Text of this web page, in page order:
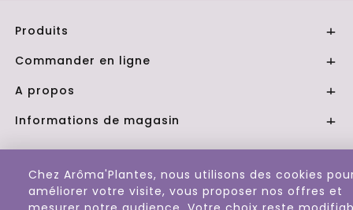
Chez Arôma'Plantes, nous utilisons des cookies
améliorer votre visite, vous proposer nos offres et
Produits 
Commander en ligne 
A propos 
Informations de magasin 
© 2026 - Aroma Plantes